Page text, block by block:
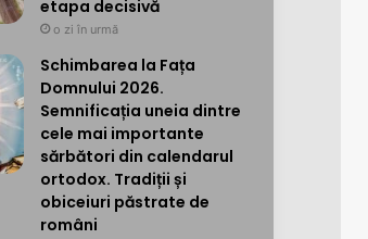
etapa decisivă
o zi în urmă
Schimbarea la Fața
Domnului 2026.
Semnificația uneia dintre
cele mai importante
sărbători din calendarul
ortodox. Tradiții și
obiceiuri păstrate de
români